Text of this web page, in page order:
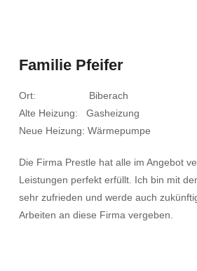
Familie Pfeifer
Ort: Biberach
Alte Heizung: Gasheizung
Neue Heizung: Wärmepumpe
Die Firma Prestle hat alle im Angebot
Leistungen perfekt erfüllt. Ich bin mit
sehr zufrieden und werde auch
Arbeiten an diese Firma vergeben.